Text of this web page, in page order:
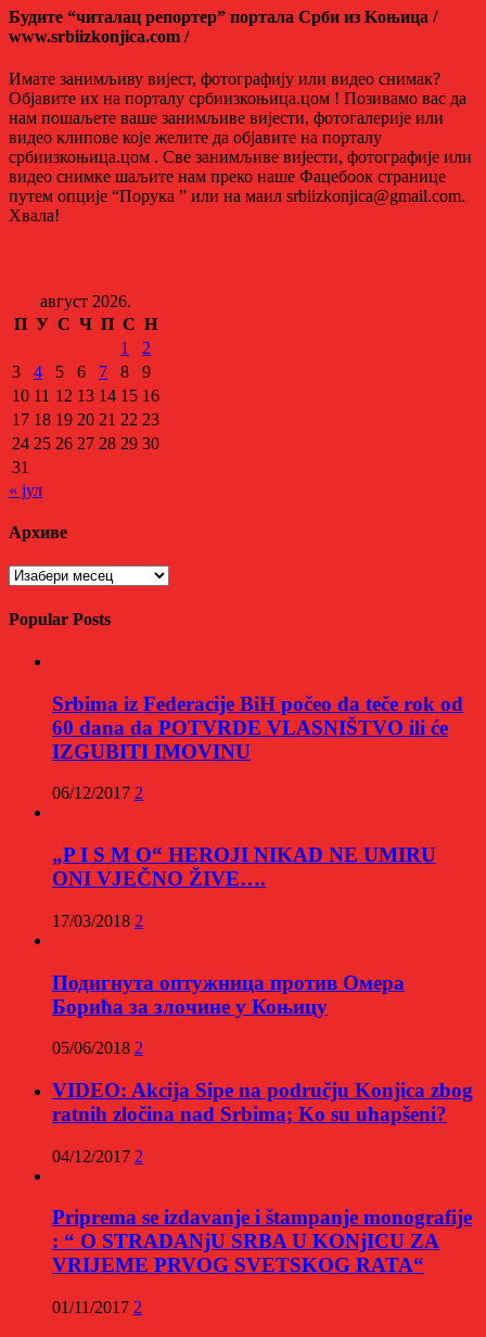
Будите “читалац репортер” портала Срби из Kоњица /
www.srbiizkonjica.com /
Имате занимљиву вијест, фотографију или видео снимак?
Објавите их на порталу србиизкоњица.цом ! Позивамо вас да
нам пошаљете ваше занимљиве вијести, фотогалерије или
видео клипове које желите да објавите на порталу
србиизкоњица.цом . Све занимљиве вијести, фотографије или
видео снимке шаљите нам преко наше Фацебоок странице
путем опције “Порука ” или на маил srbiizkonjica@gmail.com.
Хвала!
август 2026.
П У С Ч П С Н
1
2
3
4 5 6 7 8
9
10 11 12 13 14 15 16
17 18 19 20 21 22 23
24 25 26 27 28 29 30
31
« јул
Архиве
Архиве
Popular Posts
Srbima iz Federacije BiH počeo da teče rok od
60 dana da POTVRDE VLASNIŠTVO ili će
IZGUBITI IMOVINU
06/12/2017 2
„P I S M O“ HEROJI NIKAD NE UMIRU
ONI VJEČNO ŽIVE….
17/03/2018 2
Подигнута оптужница против Омера
Борића за злочине у Коњицу
05/06/2018 2
VIDEO: Akcija Sipe na području Konjica zbog
ratnih zločina nad Srbima; Ko su uhapšeni?
04/12/2017 2
Priprema se izdavanje i štampanje monografije
: “ O STRADANjU SRBA U KONjICU ZA
VRIJEME PRVOG SVETSKOG RATA“
01/11/2017 2